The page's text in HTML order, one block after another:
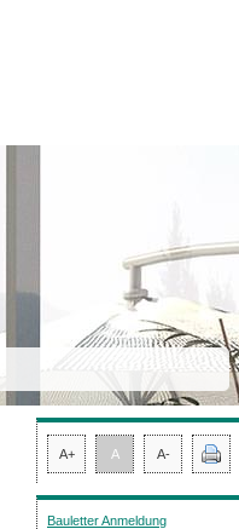
A+ A A-
Bauletter Anmeldung